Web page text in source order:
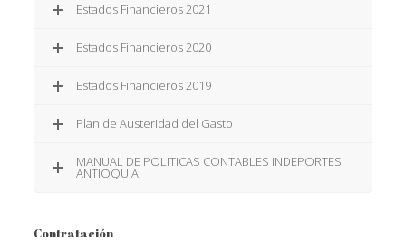
Estados Financieros 2021
Estados Financieros 2020
Estados Financieros 2019
Plan de Austeridad del Gasto
MANUAL DE POLITICAS CONTABLES INDEPORTES
ANTIOQUIA
Contratación